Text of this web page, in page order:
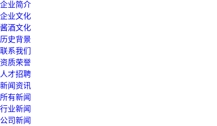
企业简介
企业文化
酱酒文化
历史背景
联系我们
资质荣誉
人才招聘
新闻资讯
所有新闻
行业新闻
公司新闻